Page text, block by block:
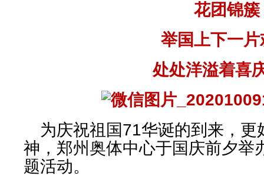
花团锦簇
举国上下一片
处处洋溢着喜
为庆祝祖国71华诞的到来，更
神，郑州奥体中心于国庆前夕举
题活动。